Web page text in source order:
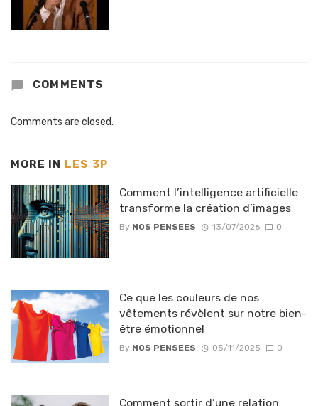
COMMENTS
Comments are closed.
MORE IN LES 3P
Comment l’intelligence artificielle
transforme la création d’images
By NOS PENSEES 13/07/2026 0
Ce que les couleurs de nos
vêtements révèlent sur notre bien-
être émotionnel
By NOS PENSEES 05/11/2025 0
Comment sortir d’une relation